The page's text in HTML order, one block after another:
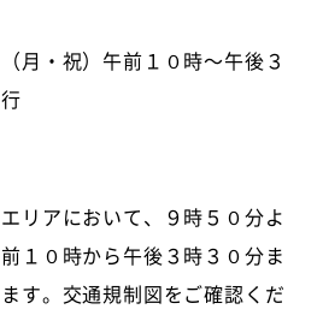
月・祝）午前１０時～午後３
リアにおいて、９時５０分よ
１０時から午後３時３０分ま
す。交通規制図をご確認くだ